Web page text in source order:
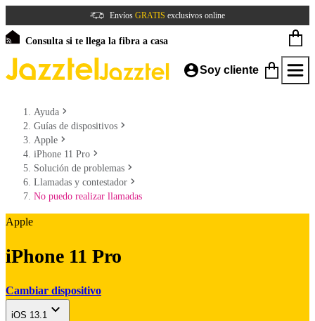
Envíos GRATIS exclusivos online
Consulta si te llega la fibra a casa
Soy cliente
Ayuda
Guías de dispositivos
Apple
iPhone 11 Pro
Solución de problemas
Llamadas y contestador
No puedo realizar llamadas
Apple
iPhone 11 Pro
Cambiar dispositivo
iOS 13.1